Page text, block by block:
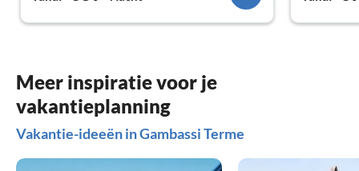
Meer inspiratie voor je
vakantieplanning
Vakantie-ideeën in Gambassi Terme